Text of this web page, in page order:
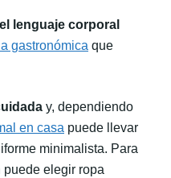
lenguaje corporal
gastronómica que
y, dependiendo
en casa puede llevar
minimalista. Para
elegir ropa